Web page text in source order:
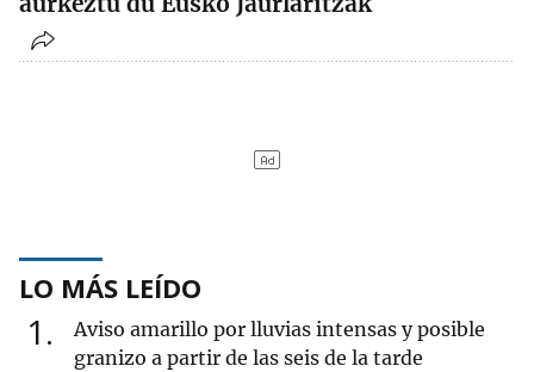
LO MÁS LEÍDO
1
Aviso amarillo por lluvias intensas y posible
granizo a partir de las seis de la tarde